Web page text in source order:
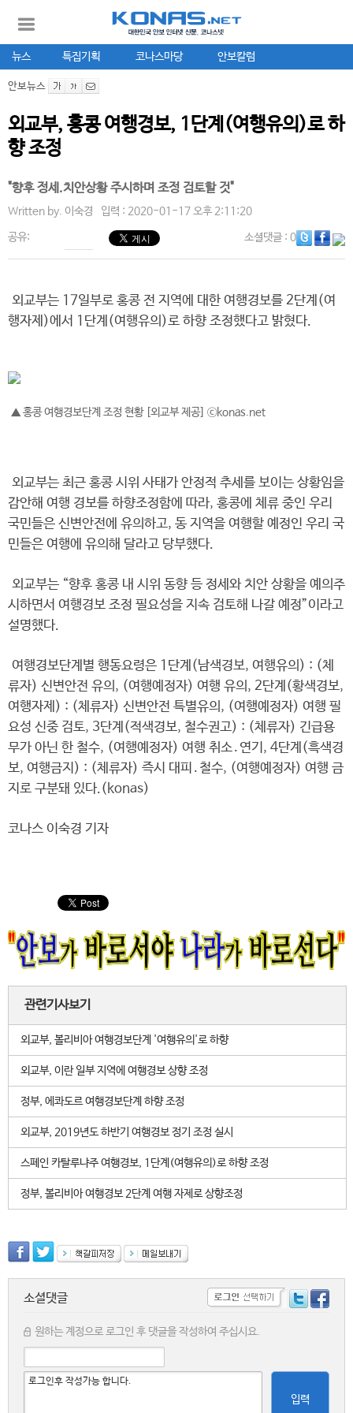
뉴스 특집기획 코나스마당 안보칼럼
안보뉴스
외교부, 홍콩 여행경보, 1단계(여행유의)로 하
향 조정
"향후 정세.치안상황 주시하며 조정 검토할 것"
Written by. 이숙경 입력 : 2020-01-17 오후 2:11:20
공유: 소셜댓글: 0
외교부는 17일부로 홍콩 전 지역에 대한 여행경보를 2단계(여
행자제)에서 1단계(여행유의)로 하향 조정했다고 밝혔다.
▲ 홍콩 여행경보단계 조정 현황 [외교부 제공] ⓒkonas.net
외교부는 최근 홍콩 시위 사태가 안정적 추세를 보이는 상황임을
감안해 여행 경보를 하향조정함에 따라, 홍콩에 체류 중인 우리
국민들은 신변안전에 유의하고, 동 지역을 여행할 예정인 우리 국
민들은 여행에 유의해 달라고 당부했다.
외교부는 “향후 홍콩 내 시위 동향 등 정세와 치안 상황을 예의주
시하면서 여행경보 조정 필요성을 지속 검토해 나갈 예정”이라고
설명했다.
여행경보단계별 행동요령은 1단계(남색경보, 여행유의) : (체
류자) 신변안전 유의, (여행예정자) 여행 유의, 2단계(황색경보,
여행자제) : (체류자) 신변안전 특별유의, (여행예정자) 여행 필
요성 신중 검토, 3단계(적색경보, 철수권고) : (체류자) 긴급용
무가 아닌 한 철수, (여행예정자) 여행 취소․연기, 4단계(흑색경
보, 여행금지) : (체류자) 즉시 대피․철수, (여행예정자) 여행 금
지로 구분돼 있다.(konas)
코나스 이숙경 기자
관련기사보기
외교부, 볼리비아 여행경보단계 '여행유의'로 하향
외교부, 이란 일부 지역에 여행경보 상향 조정
정부, 에콰도르 여행경보단계 하향 조정
외교부, 2019년도 하반기 여행경보 정기 조정 실시
스페인 카탈루냐주 여행경보, 1단계(여행유의)로 하향 조정
정부, 볼리비아 여행경보 2단계 여행 자제로 상향조정
소셜댓글
원하는 계정으로 로그인 후 댓글을 작성하여 주십시요.
입력